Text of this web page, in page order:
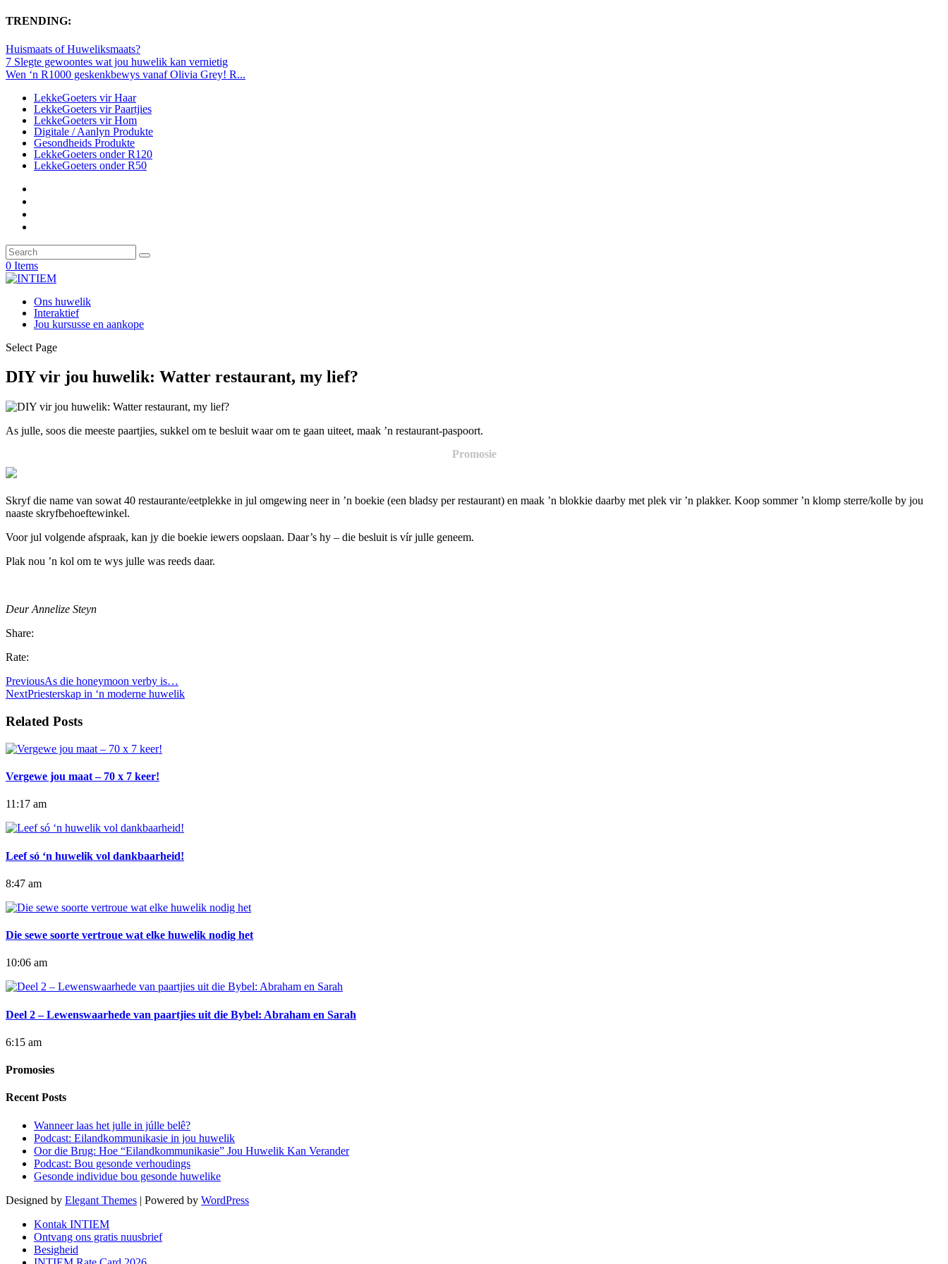
TRENDING:
Huismaats of Huweliksmaats?
7 Slegte gewoontes wat jou huwelik kan vernietig
Wen ‘n R1000 geskenkbewys vanaf Olivia Grey! R...
LekkeGoeters vir Haar
LekkeGoeters vir Paartjies
LekkeGoeters vir Hom
Digitale / Aanlyn Produkte
Gesondheids Produkte
LekkeGoeters onder R120
LekkeGoeters onder R50
0 Items
Ons huwelik
Interaktief
Jou kursusse en aankope
Select Page
DIY vir jou huwelik: Watter restaurant, my lief?
As julle, soos die meeste paartjies, sukkel om te besluit waar om te gaan uiteet, maak ’n restaurant-paspoort.
Promosie
Skryf die name van sowat 40 restaurante/eetplekke in jul omgewing neer in ’n boekie (een bladsy per restaurant) en maak ’n blokkie daarby met plek vir ’n plakker. Koop sommer ’n klomp sterre/kolle by jou
naaste skryfbehoeftewinkel.
Voor jul volgende afspraak, kan jy die boekie iewers oopslaan. Daar’s hy – die besluit is vír julle geneem.
Plak nou ’n kol om te wys julle was reeds daar.
Deur Annelize Steyn
Share:
Rate:
PreviousAs die honeymoon verby is…
NextPriesterskap in ‘n moderne huwelik
Related Posts
Vergewe jou maat – 70 x 7 keer!
11:17 am
Leef só ‘n huwelik vol dankbaarheid!
8:47 am
Die sewe soorte vertroue wat elke huwelik nodig het
10:06 am
Deel 2 – Lewenswaarhede van paartjies uit die Bybel: Abraham en Sarah
6:15 am
Promosies
Recent Posts
Wanneer laas het julle in júlle belê?
Podcast: Eilandkommunikasie in jou huwelik
Oor die Brug: Hoe “Eilandkommunikasie” Jou Huwelik Kan Verander
Podcast: Bou gesonde verhoudings
Gesonde individue bou gesonde huwelike
Designed by Elegant Themes | Powered by WordPress
Kontak INTIEM
Ontvang ons gratis nuusbrief
Besigheid